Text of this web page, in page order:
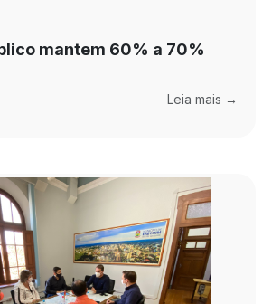
mantem 60% a 70%
Leia mais →